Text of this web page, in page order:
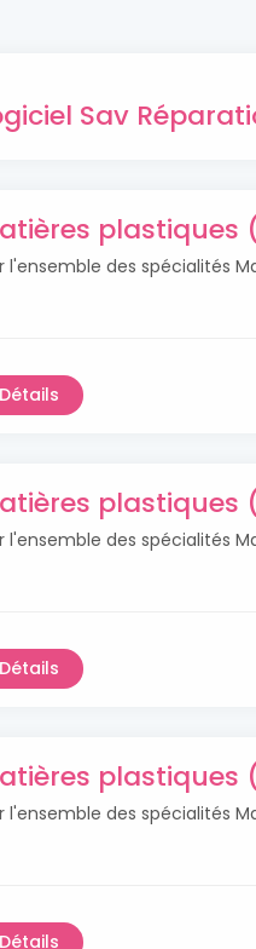
Sav
plastiques
l'ensemble des spécialités
Détails
plastiques
l'ensemble des spécialités
Détails
plastiques
l'ensemble des spécialités
Détails